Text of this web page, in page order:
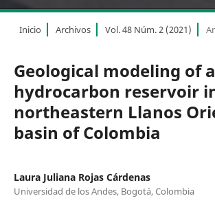
Inicio Archivos Vol. 48 Núm. 2 (2021)
Geological modeling of a
hydrocarbon reservoir
northeastern Llanos
basin of Colombia
Laura Juliana Rojas Cárdenas
Universidad de los Andes, Bogotá, Colombia